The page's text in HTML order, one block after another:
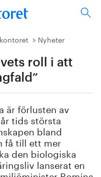
Nyheter
roll i att
är förlusten av
tids största
bland
få till ett mer
den biologiska
lanserat en